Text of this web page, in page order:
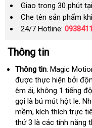
Giao trong 30 phút
Che tên sản phẩm
24/7 Hotline:
Thông tin
Thông tin: Magic
tại
nhà
được thực hiện mua
sắm
bởi
êm áigiá
rẻ
, không 1 tiếng
gọi là bú mút hột le.
mềmbình
luận
, kích thích trực
thứ 3 là thống
các tính năng